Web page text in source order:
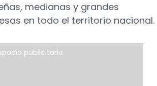
medianas y grandes
en todo el territorio nacional.
publicitario